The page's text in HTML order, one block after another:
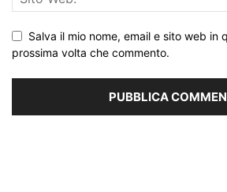
Salva il mio nome, email e sito web in
prossima volta che commento.